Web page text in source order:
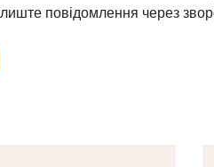
повідомлення через